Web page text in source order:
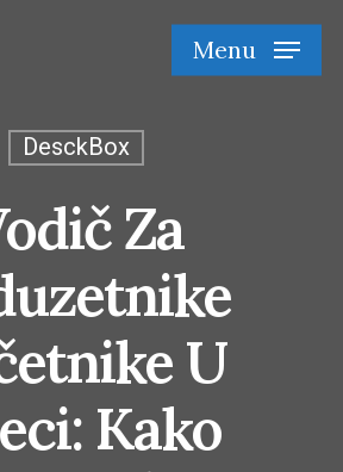
Menu
DesckBox
Za
U
Kako